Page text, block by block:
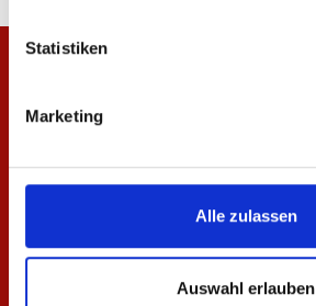
Statistiken
Marketing
Alle zulassen
Auswahl erlauben